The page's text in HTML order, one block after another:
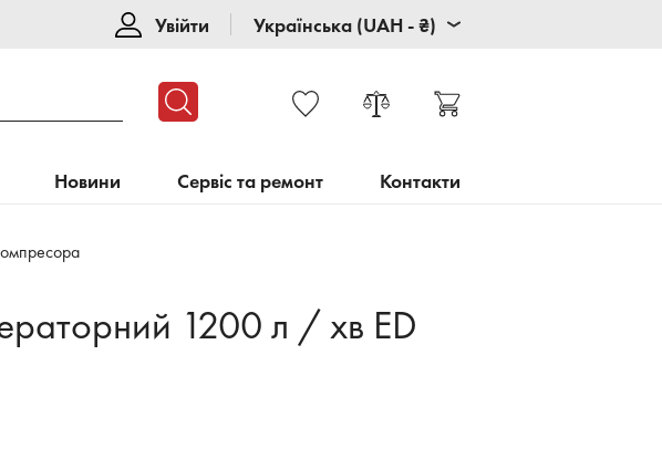
Увійти Українська (UAH - ₴)
Новини Сервіс та ремонт Контакти
1200 л / хв ED